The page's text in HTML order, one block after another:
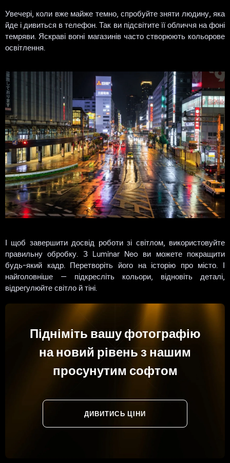
Увечері, коли вже майже темно, спробуйте зняти людину, яка
йде і дивиться в телефон. Так ви підсвітите її обличчя на фоні
темряви. Яскраві вогні магазинів часто створюють кольорове
освітлення.
І щоб завершити досвід роботи зі світлом, використовуйте
правильну обробку. З Luminar Neo ви можете покращити
будь-який кадр. Перетворіть його на історію про місто. І
найголовніше — підкресліть кольори, відновіть деталі,
відрегулюйте світло й тіні.
Підніміть вашу фотографію
на новий рівень з нашим
просунутим софтом
ДИВИТИСЬ ЦІНИ